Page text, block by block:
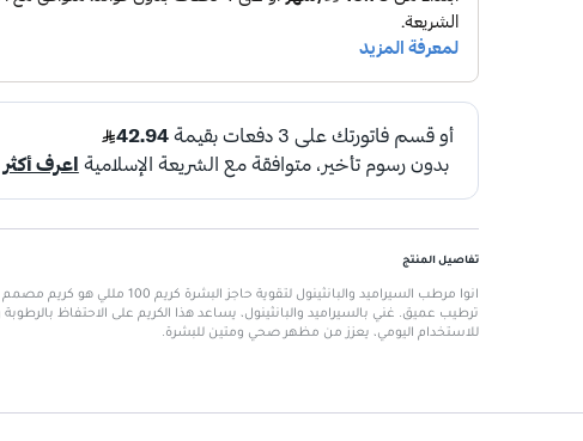
تفاصيل المنتج
انوا مرطب السيراميد والبانثينول لتقوية حاجز
ترطيب عميق. غني بالسيراميد والبانثينول، يساعد هذا الكريم على الاحتفاظ
للاستخدام اليومي، يعزز من مظهر صحي ومتين للبشرة.
قوام خفيف وغير دهني.